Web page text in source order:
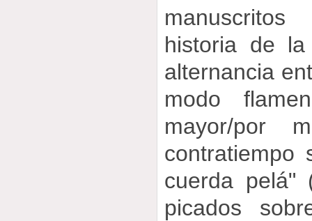
historia de
alternancia
modo
mayor/por
contratiempo
cuerda pelá"
picados